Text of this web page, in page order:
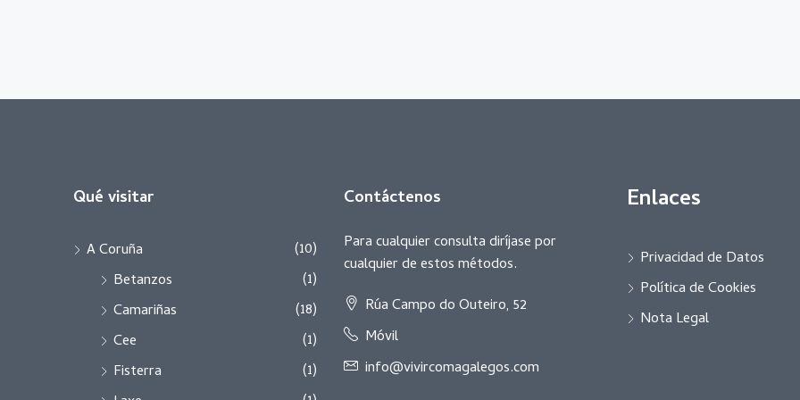
Qué visitar
A Coruña
(10)
Betanzos
(1)
Camariñas
(18)
Cee
(1)
Fisterra
(1)
Contáctenos
Para cualquier consulta diríjase por
cualquier de estos métodos.
Rúa Campo do Outeiro, 52
Móvil
info@vivircomagalegos.com
Enlaces
Privacidad de Datos
Política de Cookies
Nota Legal